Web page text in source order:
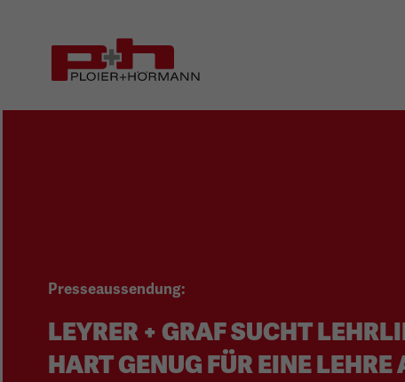
Seiteninhalt
Hauptnavigation
Presseaussendung:
LEYRER + GRAF SUCHT
HART GENUG FÜR EINE